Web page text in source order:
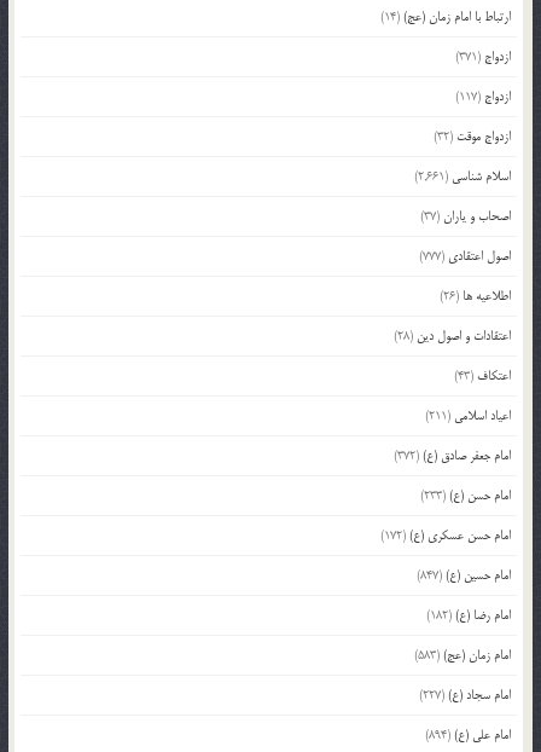
ارتباط با امام زمان (عج)(14)
ازدواج (371)
ازدواج (117)
ازدواج موقت (32)
اسلام شناسی (2,661)
اصحاب و یاران(37)
اصول اعتقادی (777)
اطلاعیه ها (26)
اعتقادات و اصول دین (28)
اعتکاف (43)
اعیاد اسلامی (211)
امام جعفر صادق (ع)(372)
امام حسن (ع)(233)
امام حسن عسکری (ع)(172)
امام حسین (ع)(847)
امام رضا (ع)(182)
امام زمان (عج)(583)
امام سجاد (ع)(227)
امام علی (ع)(894)